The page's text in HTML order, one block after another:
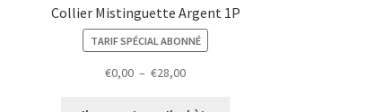
Collier Mistinguette Argent 1P
TARIF SPÉCIAL ABONNÉ
€0,00 – €28,00Plage